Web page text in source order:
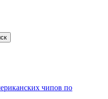
чипов по